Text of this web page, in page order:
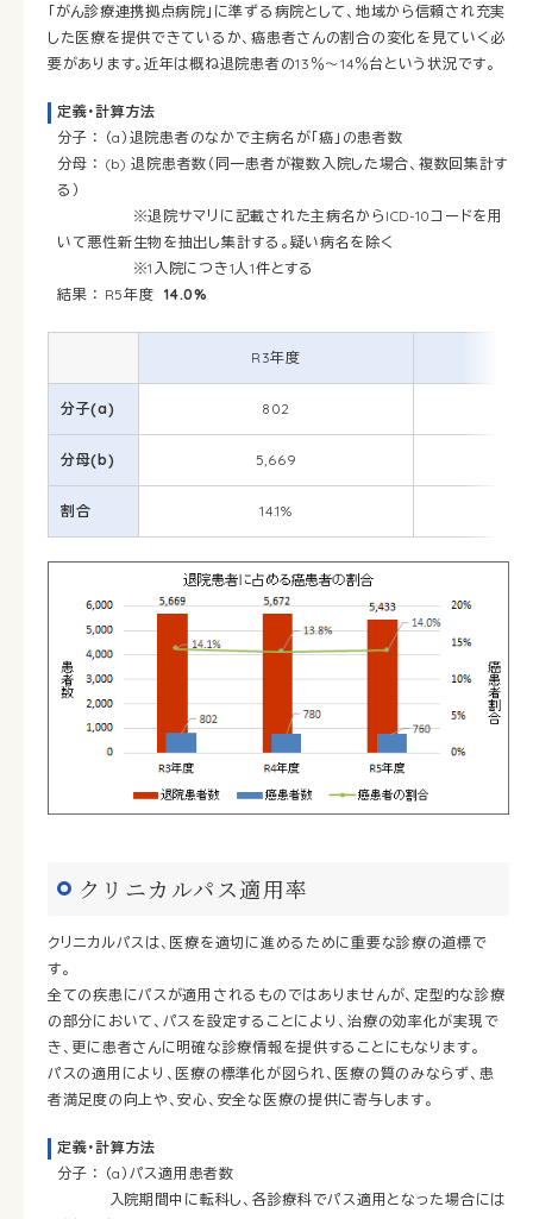
「がん診療連携拠点病院」に準ずる病院として、地域から信頼され充実
した医療を提供できているか、癌患者さんの割合の変化を見ていく必
要があります。近年は概ね退院患者の13％～14％台という状況です。
定義・計算方法
分子 ： （a）退院患者のなかで主病名が「癌」の患者数
分母 ： (b) 退院患者数（同一患者が複数入院した場合、複数回集計す
る）
※退院サマリに記載された主病名からICD-10コードを用
いて悪性新生物を抽出し集計する。疑い病名を除く
※1入院につき1人1件とする
結果 ： R5年度14.0%
R3年度
分子(a) 802
分母(b) 5,669
割合 14.1%
クリニカルパス適用率
クリニカルパスは、医療を適切に進めるために重要な診療の道標で
す。
全ての疾患にパスが適用されるものではありませんが、定型的な診療
の部分において、パスを設定することにより、治療の効率化が実現で
き、更に患者さんに明確な診療情報を提供することにもなります。
パスの適用により、医療の標準化が図られ、医療の質のみならず、患
者満足度の向上や、安心、安全な医療の提供に寄与します。
定義・計算方法
分子 ： （a）パス適用患者数
入院期間中に転科し、各診療科でパス適用となった場合には